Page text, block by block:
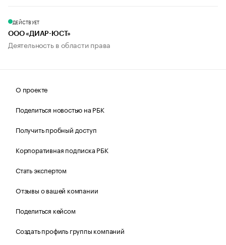
ДЕЙСТВУЕТ
ООО «ДИАР-ЮСТ»
Деятельность в области права
О проекте
Поделиться новостью на РБК
Получить пробный доступ
Корпоративная подписка РБК
Стать экспертом
Отзывы о вашей компании
Поделиться кейсом
Создать профиль группы компаний